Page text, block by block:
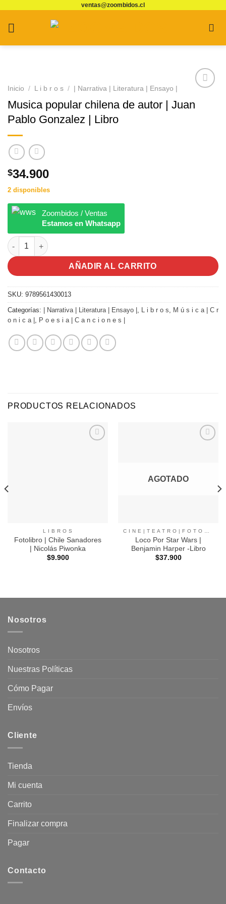
contenido
ventas@zoombidos.cl
Inicio / L i b r o s / | Narrativa | Literatura | Ensayo |
Musica popular chilena de autor | Juan
Pablo Gonzalez | Libro
$34.900
2 disponibles
Zoombidos / Ventas
Estamos en Whatsapp
Musica popular chilena de autor | Juan Pablo Gonzalez | Libro
AÑADIR AL CARRITO
SKU: 9789561430013
Categorías: | Narrativa | Literatura | Ensayo | , L i b r o s, M ú s i c a | C r
o n i c a | , P o e s i a | C a n c i o n e s |
PRODUCTOS RELACIONADOS
L I B R O S
Fotolibro | Chile Sanadores
| Nicolás Piwonka
$9.900
AGOTADO
Loco Por Star Wars |
Benjamin Harper -Libro
$37.900
Nosotros
Nosotros
Nuestras Políticas
Cómo Pagar
Envíos
Cliente
Tienda
Mi cuenta
Carrito
Finalizar compra
Pagar
Contacto